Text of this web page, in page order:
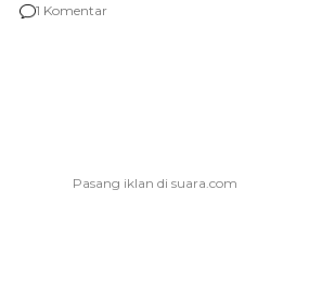
Berencana Pakai Jimat di Pakansari
1 Komentar